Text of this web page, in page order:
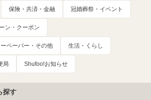
保険・共済・金融 冠婚葬祭・イベント
ン・クーポン
ペーパー・その他 生活・くらし
局 Shufoo!お知らせ
探す